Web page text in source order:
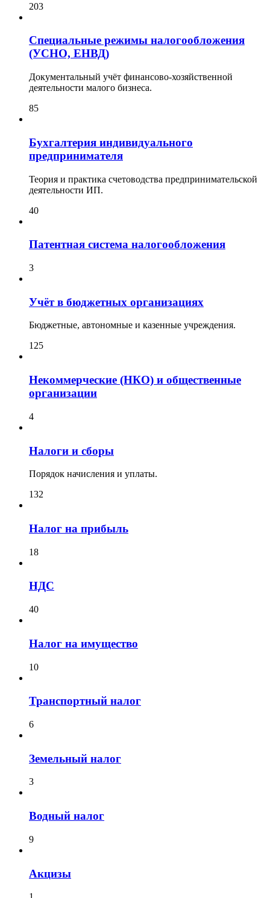
203
Специальные режимы налогообложения
(УСНО, ЕНВД)
Документальный учёт финансово-хозяйственной
деятельности малого бизнеса.
85
Бухгалтерия индивидуального
предпринимателя
Теория и практика счетоводства предпринимательской
деятельности ИП.
40
Патентная система налогообложения
3
Учёт в бюджетных организациях
Бюджетные, автономные и казенные учреждения.
125
Некоммерческие (НКО) и общественные
организации
4
Налоги и сборы
Порядок начисления и уплаты.
132
Налог на прибыль
18
НДС
40
Налог на имущество
10
Транспортный налог
6
Земельный налог
3
Водный налог
9
Акцизы